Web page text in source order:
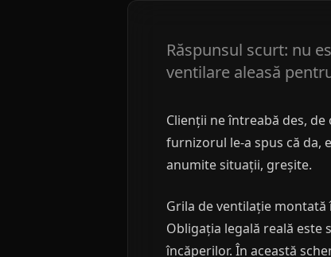
Răspunsul scurt: nu
ventilare aleasă
Clienții ne întreabă des,
furnizorul le-a spus că da,
anumite situații, greșite.
Grila de ventilație
Obligația legală reală este
încăperilor. În această